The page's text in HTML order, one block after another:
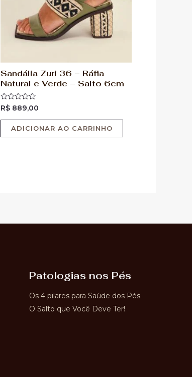
Sandália Zuri 36 – Ráfia
Natural e Verde – Salto 6cm
Avaliação
de
R$ 889,00
ADICIONAR AO CARRINHO
Patologias nos Pés
Os 4 pilares para Saúde dos Pés.
O Salto que Você Deve Ter!